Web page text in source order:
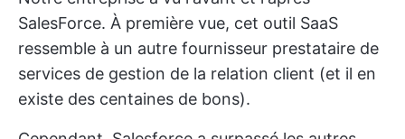
SalesForce. À première vue, cet outil SaaS
ressemble à un autre fournisseur prestataire de
services de gestion de la relation client (et il en
existe des centaines de bons).